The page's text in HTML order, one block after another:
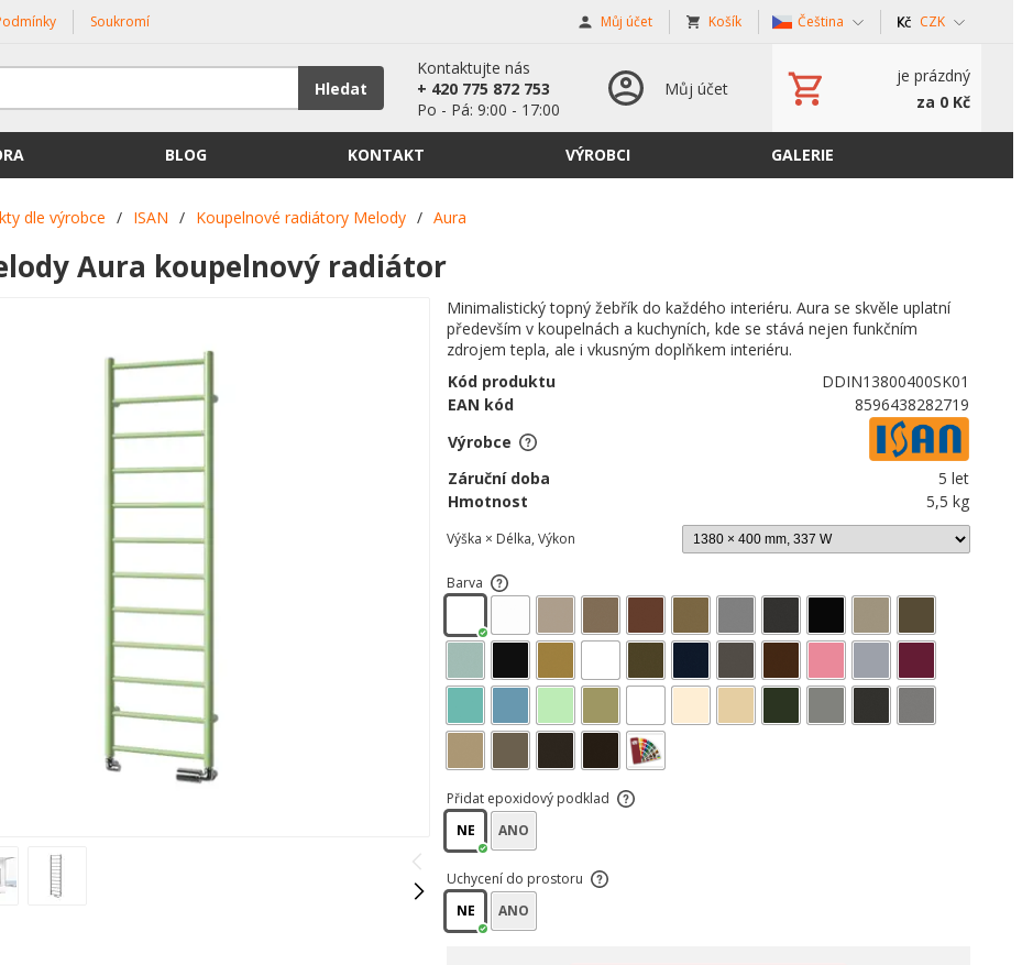
Soukromí Můj účet Košík Čeština CZK
Hledat
Kontaktujte nás
+ 420 775 872 753
Po - Pá: 9:00 - 17:00
Můj účet
je prázdný
za 0 Kč
BLOG KONTAKT VÝROBCI GALERIE
dle výrobce / ISAN / Koupelnové radiátory Melody / Aura
Aura koupelnový radiátor
Minimalistický topný žebřík do každého interiéru. Aura se skvěle uplatní
především v koupelnách a kuchyních, kde se stává nejen funkčním
zdrojem tepla, ale i vkusným doplňkem interiéru.
Kód produktu
DDIN13800400SK01
EAN kód
8596438282719
Výrobce
Záruční doba
5 let
Hmotnost
5,5 kg
Výška × Délka, Výkon
Barva
Přidat epoxidový podklad
NE
ANO
Uchycení do prostoru
NE
ANO